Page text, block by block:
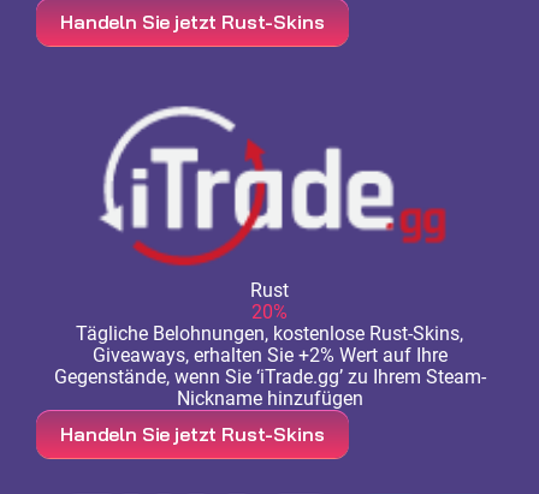
Handeln Sie jetzt Rust-Skins
Rust
20%
Tägliche Belohnungen, kostenlose Rust-Skins,
Giveaways, erhalten Sie +2% Wert auf Ihre
Gegenstände, wenn Sie ‘iTrade.gg’ zu Ihrem Steam-
Nickname hinzufügen
Handeln Sie jetzt Rust-Skins